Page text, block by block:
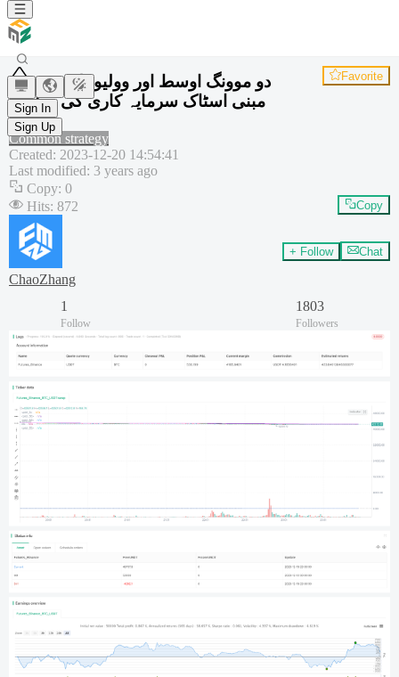
Sign In
Sign Up
دو موونگ اوسط اور وولیوٹیلیٹی پر
مبنی اسٹاک سرمایہ کاری کی حکمت
عملی
Favorite
Common strategy
Created: 2023-12-20 14:54:41
Last modified: 3 years ago
Copy: 0
Hits: 872 Copy
ChaoZhang
+ Follow Chat
1
Follow
1803
Followers